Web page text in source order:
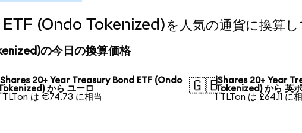
(Ondo Tokenized)を人気の通貨に換算し
の今日の換算価格
20+ Year Treasury Bond ETF (Ondo
から ユーロ
TLTon は €74.73 に相当
🇬🇧iShares 20+ Year
Tokenized) から 英
1 TLTon は £64.11 に